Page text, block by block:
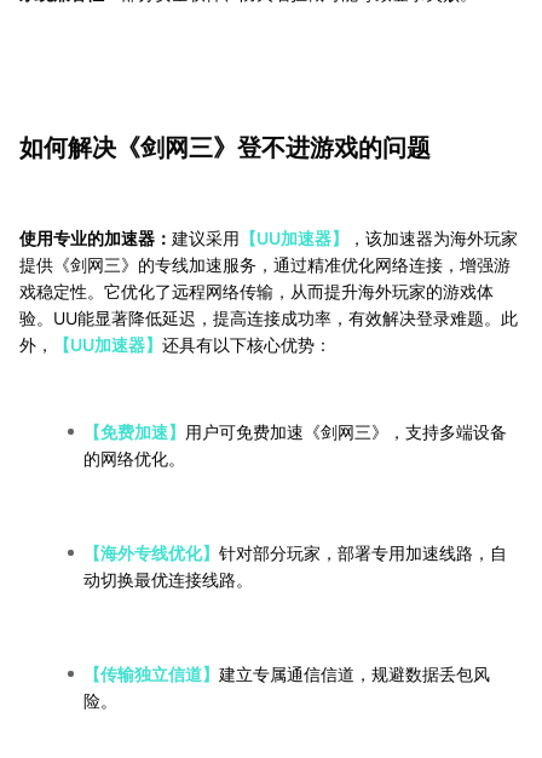
如何解决《剑网三》登不进游戏的问题
使用专业的加速器： 建议采用 【UU加速器】
，该加速器为海外玩家
提供《剑网三》的专线加速服务，通过精准优化网络连接，增强游
戏稳定性。它优化了远程网络传输，从而提升海外玩家的游戏体
验。UU能显著降低延迟，提高连接成功率，有效解决登录难题。此
外，
【UU加速器】 还具有以下核心优势：
【免费加速】
用户可免费加速《剑网三》，支持多端设备
的网络优化。
【海外专线优化】 针对部分玩家，部署专用加速线路，自
动切换最优连接线路。
【传输独立信道】 建立专属通信信道，规避数据丢包风
险。